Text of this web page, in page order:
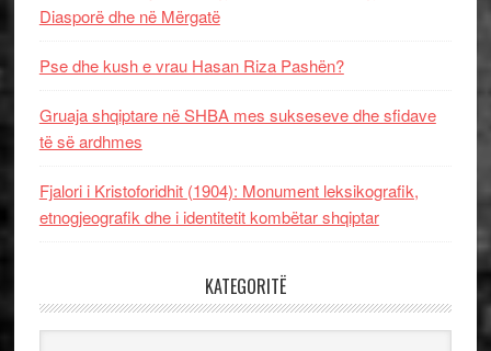
Diasporë dhe në Mërgatë
Pse dhe kush e vrau Hasan Riza Pashën?
Gruaja shqiptare në SHBA mes sukseseve dhe sfidave
të së ardhmes
Fjalori i Kristoforidhit (1904): Monument leksikografik,
etnogjeografik dhe i identitetit kombëtar shqiptar
KATEGORITË